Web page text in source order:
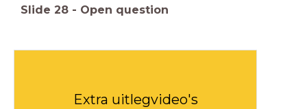
Slide 28 - Open question
Extra uitlegvideo's